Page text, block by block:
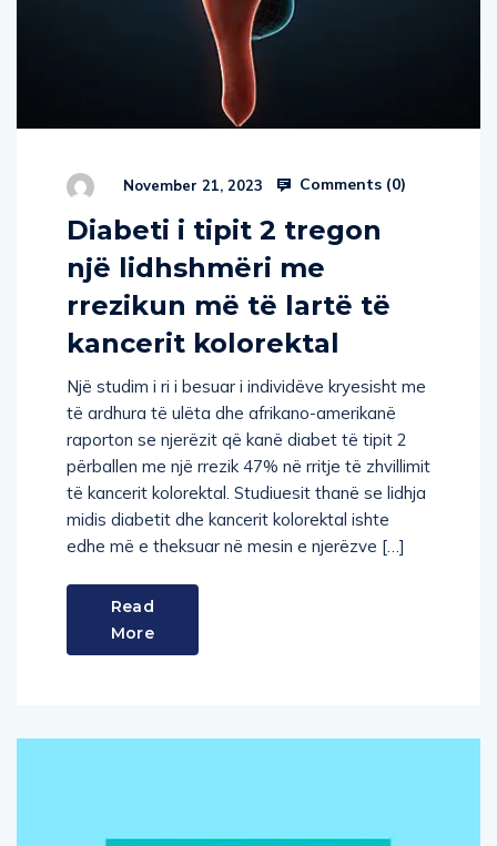
November 21, 2023 Comments (0)
Diabeti i tipit 2 tregon
një lidhshmëri me
rrezikun më të lartë të
kancerit kolorektal
Një studim i ri i besuar i individëve kryesisht me
të ardhura të ulëta dhe afrikano-amerikanë
raporton se njerëzit që kanë diabet të tipit 2
përballen me një rrezik 47% në rritje të zhvillimit
të kancerit kolorektal. Studiuesit thanë se lidhja
midis diabetit dhe kancerit kolorektal ishte
edhe më e theksuar në mesin e njerëzve […]
Read
More